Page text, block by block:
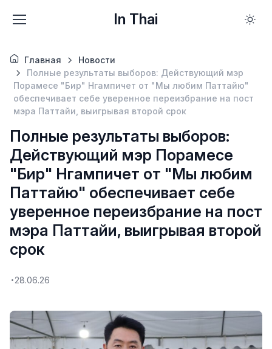
In Thai
Главная
Новости
Полные результаты выборов: Действующий мэр
Порамесе "Бир" Нгампичет от "Мы любим Паттайю"
обеспечивает себе уверенное переизбрание на пост
мэра Паттайи, выигрывая второй срок
Полные результаты выборов:
Действующий мэр Порамесе
"Бир" Нгампичет от "Мы любим
Паттайю" обеспечивает себе
уверенное переизбрание на пост
мэра Паттайи, выигрывая второй
срок
28.06.26